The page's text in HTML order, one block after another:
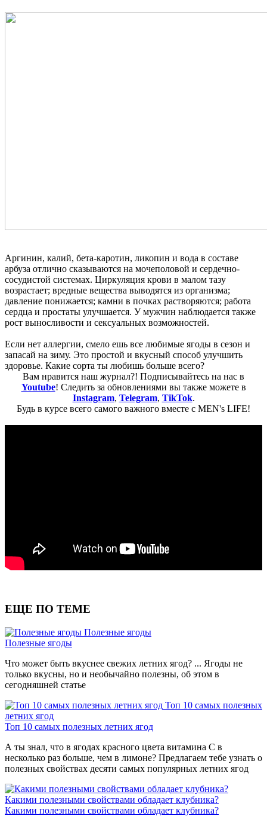
Аргинин, калий, бета-каротин, ликопин и вода в составе
арбуза отлично сказываются на мочеполовой и сердечно-
сосудистой системах. Циркуляция крови в малом тазу
возрастает; вредные вещества выводятся из организма;
давление понижается; камни в почках растворяются; работа
сердца и простаты улучшается. У мужчин наблюдается также
рост выносливости и сексуальных возможностей.
Если нет аллергии, смело ешь все любимые ягоды в сезон и
запасай на зиму. Это простой и вкусный способ улучшить
здоровье. Какие сорта ты любишь больше всего?
Вам нравится наш журнал?! Подписывайтесь на нас в
Youtube! Следить за обновлениями вы также можете в
Instagram, Telegram, TikTok.
Будь в курсе всего самого важного вместе с MEN's LIFE!
ЕЩЕ ПО ТЕМЕ
Полезные ягоды
Полезные ягоды
Что может быть вкуснее свежих летних ягод? ... Ягоды не
только вкусны, но и необычайно полезны, об этом в
сегодняшней статье
Топ 10 самых полезных
летних ягод
Топ 10 самых полезных летних ягод
А ты знал, что в ягодах красного цвета витамина С в
несколько раз больше, чем в лимоне? Предлагаем тебе узнать о
полезных свойствах десяти самых популярных летних ягод
Какими полезными свойствами обладает клубника?
Какими полезными свойствами обладает клубника?